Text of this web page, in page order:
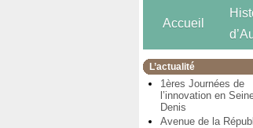
Accueil
L’actualité
1ères Journées de
l’innovation en
Denis
Avenue de la